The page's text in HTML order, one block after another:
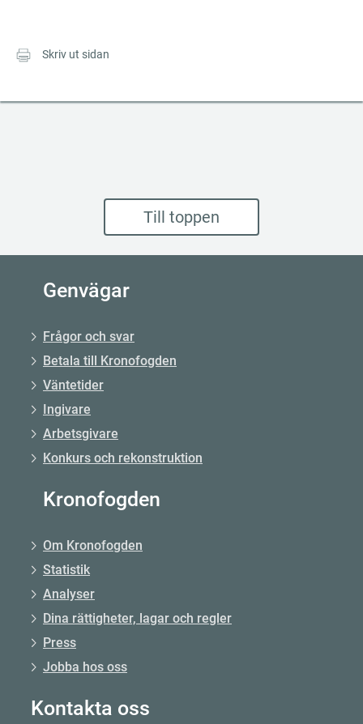
Skriv ut sidan
Till toppen
Genvägar
Frågor och svar
Betala till Kronofogden
Väntetider
Ingivare
Arbetsgivare
Konkurs och rekonstruktion
Kronofogden
Om Kronofogden
Statistik
Analyser
Dina rättigheter, lagar och regler
Press
Jobba hos oss
Kontakta oss